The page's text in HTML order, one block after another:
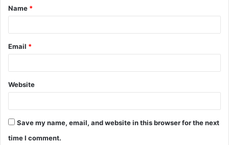
*
Name *
Email *
Website
Save my name, email, and website in this browser for the next
time I comment.